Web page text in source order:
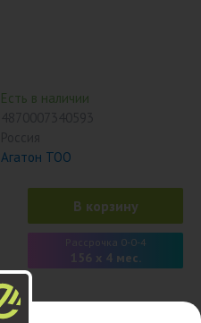
Есть в наличии
Агатон ТОО
В корзину
Рассрочка 0-0-4
156 x 4 мес.